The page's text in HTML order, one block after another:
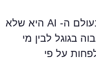
אחת התובנות הכי מפתיעות בעולם ה- AI היא שלא
בגוגל לבין מי
על פי